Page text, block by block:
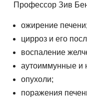
Профессор Зив
ожирение печени;
цирроз и его
воспаление
аутоиммунные и
опухоли;
поражения